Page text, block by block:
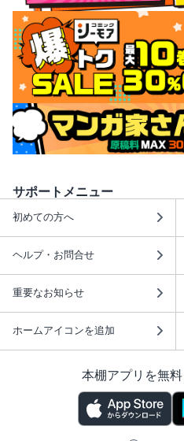
サポートメニュー
初めての方へ
ヘルプ・お問合せ
重要なお知らせ
ホームアイコンを追加
本棚アプリを無料